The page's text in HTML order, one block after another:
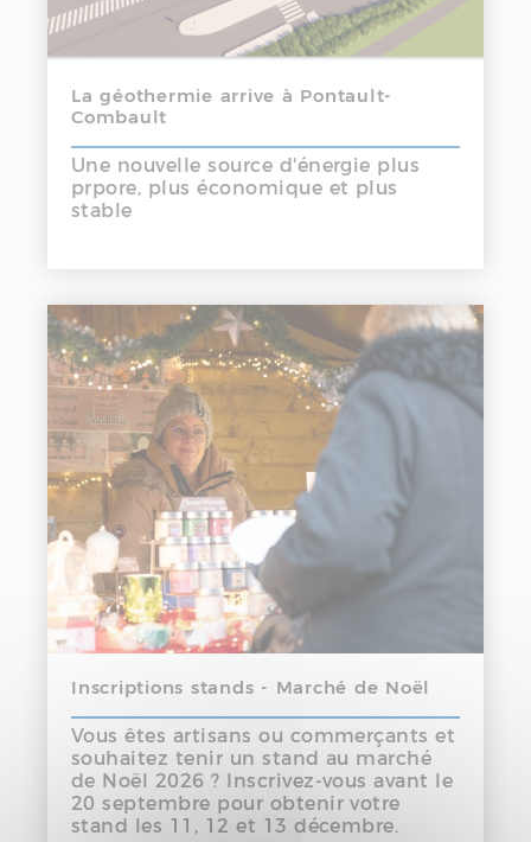
La géothermie arrive à Pontault-
Combault
Une nouvelle source d'énergie plus
prpore, plus économique et plus
stable
Inscriptions stands - Marché de Noël
Vous êtes artisans ou commerçants et
souhaitez tenir un stand au marché
de Noël 2026 ? Inscrivez-vous avant le
20 septembre pour obtenir votre
stand les 11, 12 et 13 décembre.